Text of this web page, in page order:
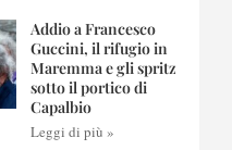
Addio a Francesco
Guccini, il rifugio in
Maremma e gli spritz
sotto il portico di
Capalbio
Leggi di più »